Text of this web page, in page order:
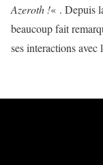
Azeroth !« . Depuis
beaucoup fait
ses interactions avec